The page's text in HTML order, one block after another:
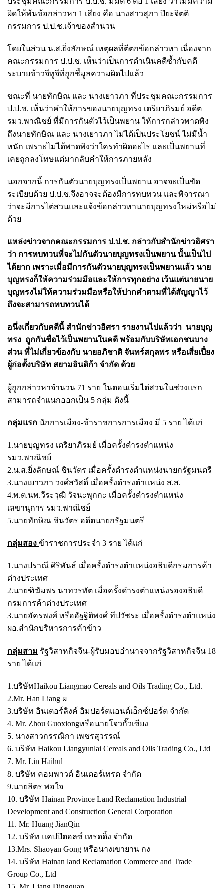
ผิดให้พ้นข้อกล่าวหา 1 เสียง คือ นางสาวสุภา ปิยะจิตติ
กรรมการ ป.ป.ช.เจ้าของสำนวน
โดยในส่วน น.ส.ยิ่งลักษณ์ เหตุผลที่ตีตกข้อกล่าวหา เนื่องจาก
คณะกรรมการ ป.ป.ช. เห็นว่าเป็นการดำเนินคดีซ้ำกับคดี
ระบายข้าวจีทูจีที่ถูกชี้มูลความผิดไปแล้ว
ขณะที่ นายทักษิณ และ นางเยาวภา ที่ประชุมคณะกรรมการ
ป.ป.ช. เห็นว่าคำให้การของนายบุญทรง เตริยาภิรมย์ อดีต
รมว.พาณิชย์ ที่มีการกันตัวไว้เป็นพยาน ให้การกล่าวพาดพิง
ถึงนายทักษิณ และ นางเยาวภา ไม่ได้เป็นประโยชน์ ไม่มีน้ำ
หนัก เพราะไม่ได้พาดพิงว่าใครทำผิดอะไร และเป็นพยานที่
เคยถูกลงโทษแต่มากลับคำให้การภายหลัง
นอกจากนี้ การกันตัวนายบุญทรงเป็นพยาน อาจจะเป็นขัด
ระเบียบด้วย ป.ป.ช.จึงอาจจะต้องมีการทบทวน และพิจารณา
ว่าจะมีการไต่สวนและแจ้งข้อกล่าวหานายบุญทรงใหม่หรือไม่
ด้วย
แหล่งข่าวจากคณะกรรมการ ป.ป.ช. กล่าวกับสำนักข่าวอิศรา
ว่า การทบทวนที่จะไม่กันตัวนายบุญทรงเป็นพยาน นั้นเป็นไป
ได้ยาก เพราะเมื่อมีการกันตัวนายบุญทรงเป็นพยานแล้ว นาย
บุญทรงก็ให้ความร่วมมือและให้การทุกอย่าง เว้นแต่นายนาย
บุญทรงไม่ให้ความร่วมมือหรือให้ปากคำตามที่ได้สัญญาไว้
ถึงจะสามารถทบทวนได้
อนึ่งเกี่ยวกับคดีนี้ สำนักข่าวอิศรา รายงานไปแล้วว่า นายบุญ
ทรง ถูกกันชื่อไว้เป็นพยานในคดี พร้อมกับบริษัทเอกชนบาง
ส่วน ที่ไม่เกี่ยวข้องกับ นายอภิชาติ จันทร์สกุลพร หรือเสี่ยเปี๋ยง
ผู้ก่อตั้งบริษัท สยามอินดิก้า จำกัด ด้วย
ผู้ถูกกล่าวหาจำนวน 71 ราย ในตอนเริ่มไต่สวนในช่วงแรก
สามารถจำแนกออกเป็น 5 กลุ่ม ดังนี้
กลุ่มแรก นักการเมือง-ข้าราชการการเมือง มี 5 ราย ได้แก่
1.นายบุญทรง เตริยาภิรมย์ เมื่อครั้งดำรงตำแหน่ง
รมว.พาณิชย์
2.น.ส.ยิ่งลักษณ์ ชินวัตร เมื่อครั้งดำรงตำแหน่งนายกรัฐมนตรี
3.นางเยาวภา วงศ์สวัสดิ์ เมื่อครั้งดำรงตำแหน่ง ส.ส.
4.พ.ต.นพ.วีระวุฒิ วัจนะพุกกะ เมื่อครั้งดำรงตำแหน่ง
เลขานุการ รมว.พาณิชย์
5.นายทักษิณ ชินวัตร อดีตนายกรัฐมนตรี
กลุ่มสอง ข้าราชการประจำ 3 ราย ได้แก่
1.นางปราณี ศิริพันธ์ เมื่อครั้งดำรงตำแหน่งอธิบดีกรมการค้า
ต่างประเทศ
2.นายฑิฆัมพร นาทวรทัต เมื่อครั้งดำรงตำแหน่งรองอธิบดี
กรมการค้าต่างประเทศ
3.นายอัครพงศ์ หรืออัฐฐิติพงศ์ ทีปวัชระ เมื่อครั้งดำรงตำแหน่ง
ผอ.สำนักบริหารการค้าข้าว
กลุ่มสาม รัฐวิสาหกิจจีน-ผู้รับมอบอำนาจจากรัฐวิสาหกิจจีน 18
ราย ได้แก่
1.บริษัทHaikou Liangmao Cereals and Oils Trading Co., Ltd.
2.Mr. Han Liang ผ
3.บริษัท อินเตอร์ลิงค์ อิมปอร์ตแอนด์เอ็กซ์ปอร์ต จำกัด
4. Mr. Zhou Guoxiongหรือนายโจวกั๊วเซียง
5. นางสาวกรรณิกา เพชรสุวรรณ์
6. บริษัท Haikou Liangyunlai Cereals and Oils Trading Co., Ltd
7. Mr. Lin Haihul
8. บริษัท คอมพาวด์ อินเตอร์เทรด จำกัด
9.นายลิตร พอใจ
10. บริษัท Hainan Province Land Reclamation Industrial
Development and Construction General Corporation
11. Mr. Huang JianQin
12. บริษัท แคปปิตอลซ์ เทรดดิ้ง จำกัด
13.Mrs. Shaoyan Gong หรือนางเขายาน กง
14. บริษัท Hainan land Reclamation Commerce and Trade
Group Co., Ltd